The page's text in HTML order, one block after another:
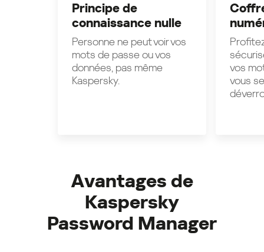
Principe de
connaissance nulle
Personne ne peut voir vos
mots de passe ou vos
données, pas même
Kaspersky.
vos
vous
Avantages de
Kaspersky
Password Manager